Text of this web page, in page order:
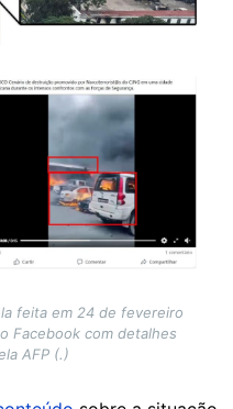
feita em 24 de fevereiro
Facebook com detalhes
AFP (.)